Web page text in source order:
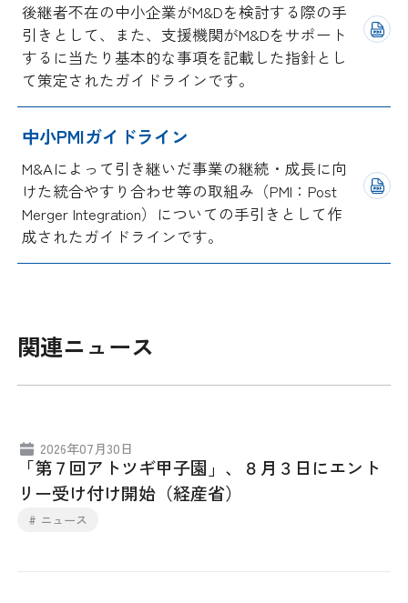
後継者不在の中小企業がM&Dを検討する際の手
引きとして、また、支援機関がM&Dをサポート
するに当たり基本的な事項を記載した指針とし
て策定されたガイドラインです。
中小PMIガイドライン
M&Aによって引き継いだ事業の継続・成長に向
けた統合やすり合わせ等の取組み（PMI：Post
Merger Integration）についての手引きとして作
成されたガイドラインです。
関連ニュース
2026年07月30日
「第７回アトツギ甲子園」、８月３日にエント
リー受け付け開始（経産省）
# ニュース